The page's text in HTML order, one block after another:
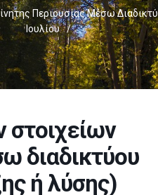
Περιουσίας Μέσω
Ιουλίου
/
διαδικτύου
ή λύσης)